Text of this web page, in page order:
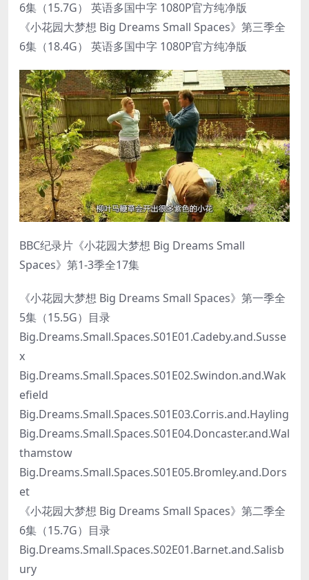
6集（15.7G） 英语多国中字 1080P官方纯净版
《小花园大梦想 Big Dreams Small Spaces》第三季全
6集（18.4G） 英语多国中字 1080P官方纯净版
BBC纪录片《小花园大梦想 Big Dreams Small
Spaces》第1-3季全17集
《小花园大梦想 Big Dreams Small Spaces》第一季全
5集（15.5G）目录
Big.Dreams.Small.Spaces.S01E01.Cadeby.and.Susse
x
Big.Dreams.Small.Spaces.S01E02.Swindon.and.Wak
efield
Big.Dreams.Small.Spaces.S01E03.Corris.and.Hayling
Big.Dreams.Small.Spaces.S01E04.Doncaster.and.Wal
thamstow
Big.Dreams.Small.Spaces.S01E05.Bromley.and.Dors
et
《小花园大梦想 Big Dreams Small Spaces》第二季全
6集（15.7G）目录
Big.Dreams.Small.Spaces.S02E01.Barnet.and.Salisb
ury